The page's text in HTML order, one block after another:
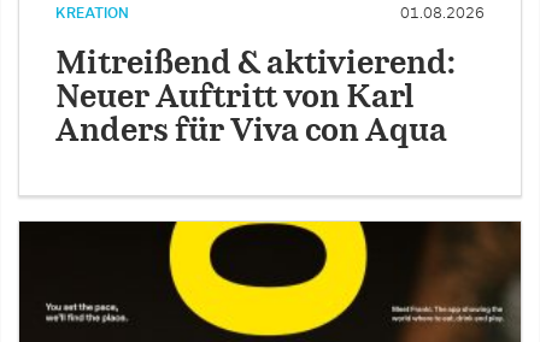
KREATION 01.08.2026
Mitreißend & aktivierend:
Neuer Auftritt von Karl
Anders für Viva con Aqua